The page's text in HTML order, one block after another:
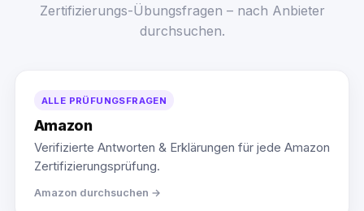
Zertifizierungs-Übungsfragen – nach Anbieter
durchsuchen.
ALLE PRÜFUNGSFRAGEN
Amazon
Verifizierte Antworten & Erklärungen für jede Amazon
Zertifizierungsprüfung.
Amazon durchsuchen →